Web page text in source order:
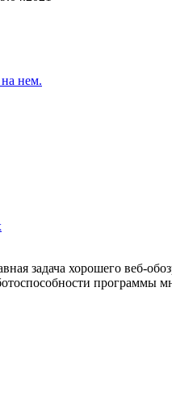
нем.
задача хорошего веб-
программы